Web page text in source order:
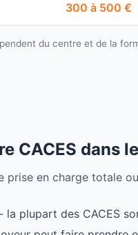
300 à 500 €
du centre et de la
CACES dans
prise en charge totale
- la plupart des CACES